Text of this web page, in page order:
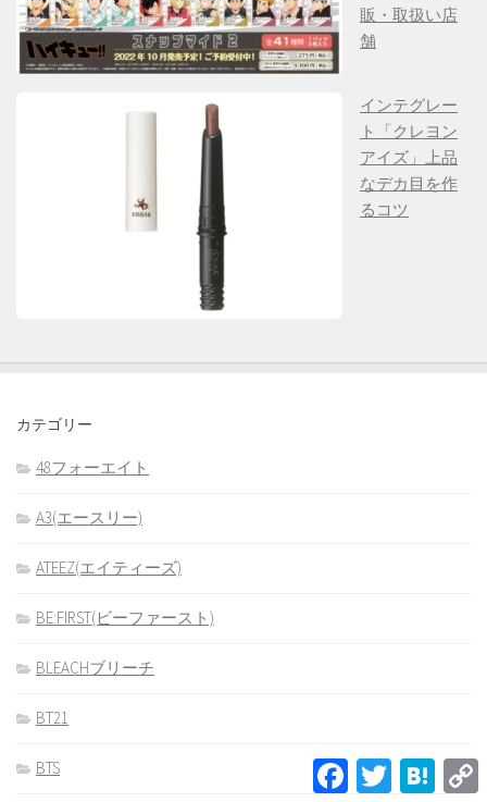
販・取扱い店
舗
インテグレー
ト「クレヨン
アイズ」上品
なデカ目を作
るコツ
カテゴリー
48フォーエイト
A3(エースリー)
ATEEZ(エイティーズ)
BE:FIRST(ビーファースト)
BLEACHブリーチ
BT21
BTS FacebookTwitter Hatena